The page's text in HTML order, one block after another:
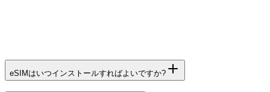
eSIMはいつインストールすればよいですか?